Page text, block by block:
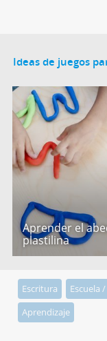
Ideas de juegos
Aprender el
plastilina
Escritura Escuela
Aprendizaje